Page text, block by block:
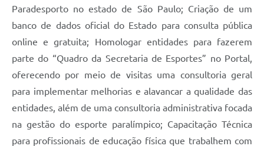
Paradesporto no estado de São Paulo; Criação de um
banco de dados oficial do Estado para consulta pública
online e gratuita; Homologar entidades para fazerem
parte do “Quadro da Secretaria de Esportes” no Portal,
oferecendo por meio de visitas uma consultoria geral
para implementar melhorias e alavancar a qualidade das
entidades, além de uma consultoria administrativa focada
na gestão do esporte paralímpico; Capacitação Técnica
para profissionais de educação física que trabalhem com